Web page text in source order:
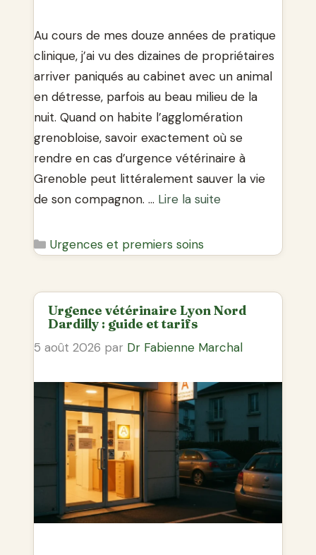
Au cours de mes douze années de pratique
clinique, j’ai vu des dizaines de propriétaires
arriver paniqués au cabinet avec un animal
en détresse, parfois au beau milieu de la
nuit. Quand on habite l’agglomération
grenobloise, savoir exactement où se
rendre en cas d’urgence vétérinaire à
Grenoble peut littéralement sauver la vie
de son compagnon. … Lire la suite
Catégories
Urgences et premiers soins
Urgence vétérinaire Lyon Nord
Dardilly : guide et tarifs
5 août 2026 par Dr Fabienne Marchal